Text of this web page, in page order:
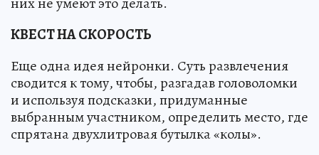
КВЕСТ НА СКОРОСТЬ
Еще одна идея нейронки. Суть развлечения
сводится к тому, чтобы, разгадав головоломки
и используя подсказки, придуманные
выбранным участником, определить место, где
спрятана двухлитровая бутылка «колы».